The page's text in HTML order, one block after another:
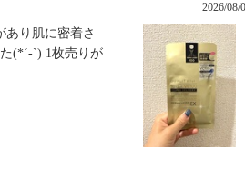
2026/08/
あり肌に密着さ
(*´-`) 1枚売りが